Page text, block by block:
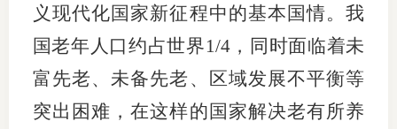
义现代化国家新征程中的基本国情。我
国老年人口约占世界1/4，同时面临着未
富先老、未备先老、区域发展不平衡等
突出困难，在这样的国家解决老有所养